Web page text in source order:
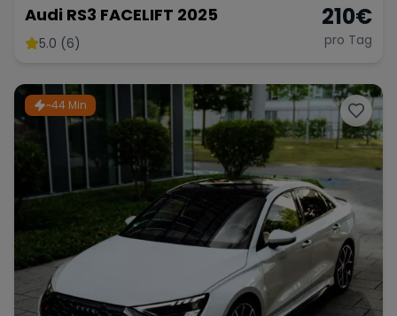
Audi RS3 FACELIFT 2025
5.0 (6)
210€
pro Tag
~44 Min